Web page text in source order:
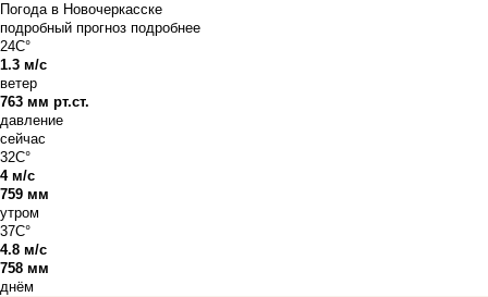
Погода в Новочеркасске
подробный прогноз подробнее
24C°
1.3 м/с
ветер
763 мм рт.ст.
давление
сейчас
32C°
4 м/с
759 мм
утром
37C°
4.8 м/с
758 мм
днём